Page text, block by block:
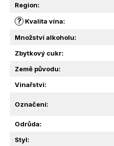
Region:
? Kvalita vína:
Množství alkoholu:
Zbytkový cukr:
Země původu:
Vinařství:
Označení:
Odrůda:
Styl:
MINI
PROSECCO
ASOLO
SUPERIORE
BRUT
DOCG
DAL
0,20L
199